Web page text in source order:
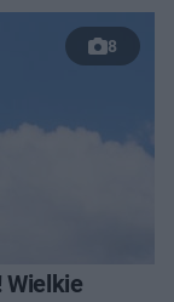
8
Wielkie